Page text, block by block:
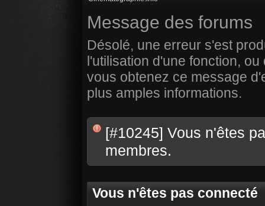
Message des forums
Désolé, une erreur s'est
l'utilisation d'une fonction,
vous obtenez ce message
plus amples informations.
[#10245] Vous n'êtes
membres.
Vous n'êtes pas connecté